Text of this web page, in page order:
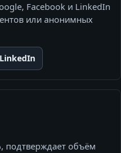
Facebook и LinkedIn
или анонимных
LinkedIn
подтверждает объём